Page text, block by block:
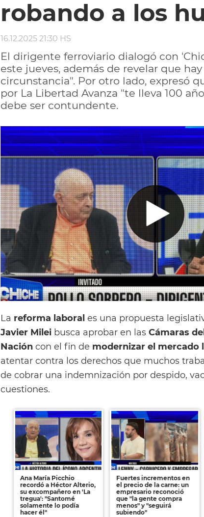
robando a los
16.12.2025 21:30 HS
El dirigente ferroviario dialogó con
este jueves, además de revelar que
circunstancia". Por otro lado, expresó
por La Libertad Avanza "te lleva 100
debe ser contundente.
La reforma laboral es una propuesta
Javier Milei busca aprobar en las Cámaras
Nación con el fin de modernizar el mercado
atentar contra los derechos que muchos
de cobrar una indemnización por despido,
cuestiones.
Ana María Picchio
recordó a Héctor Alterio,
su excompañero en 'La
tregua': "Santomé
solamente lo podía
hacer él"
Fuertes incrementos en
el precio de la carne: un
empresario reconoció
que "la gente compra
menos" y "seguirá
subiendo"